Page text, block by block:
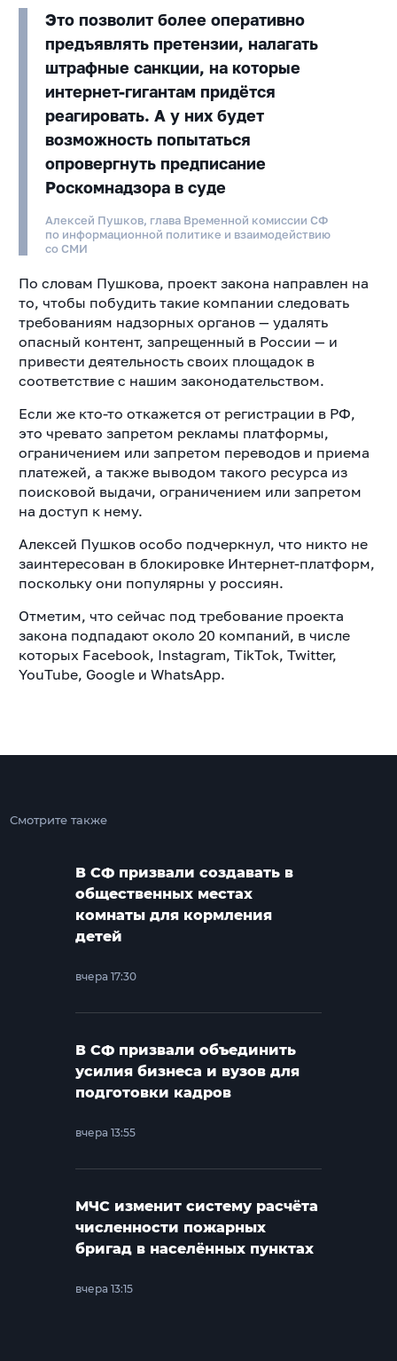
Это позволит более оперативно
предъявлять претензии, налагать
штрафные санкции, на которые
интернет-гигантам придётся
реагировать. А у них будет
возможность попытаться
опровергнуть предписание
Роскомнадзора в суде
Алексей Пушков, глава Временной комиссии СФ
по информационной политике и взаимодействию
со СМИ
По словам Пушкова, проект закона направлен на
то, чтобы побудить такие компании следовать
требованиям надзорных органов — удалять
опасный контент, запрещенный в России — и
привести деятельность своих площадок в
соответствие с нашим законодательством.
Если же кто-то откажется от регистрации в РФ,
это чревато запретом рекламы платформы,
ограничением или запретом переводов и приема
платежей, а также выводом такого ресурса из
поисковой выдачи, ограничением или запретом
на доступ к нему.
Алексей Пушков особо подчеркнул, что никто не
заинтересован в блокировке Интернет-платформ,
поскольку они популярны у россиян.
Отметим, что сейчас под требование проекта
закона подпадают около 20 компаний, в числе
которых Facebook, Instagram, TikTok, Twitter,
YouTube, Google и WhatsApp.
Смотрите также
В СФ призвали создавать в
общественных местах
комнаты для кормления
детей
вчера 17:30
В СФ призвали объединить
усилия бизнеса и вузов для
подготовки кадров
вчера 13:55
МЧС изменит систему расчёта
численности пожарных
бригад в населённых пунктах
вчера 13:15